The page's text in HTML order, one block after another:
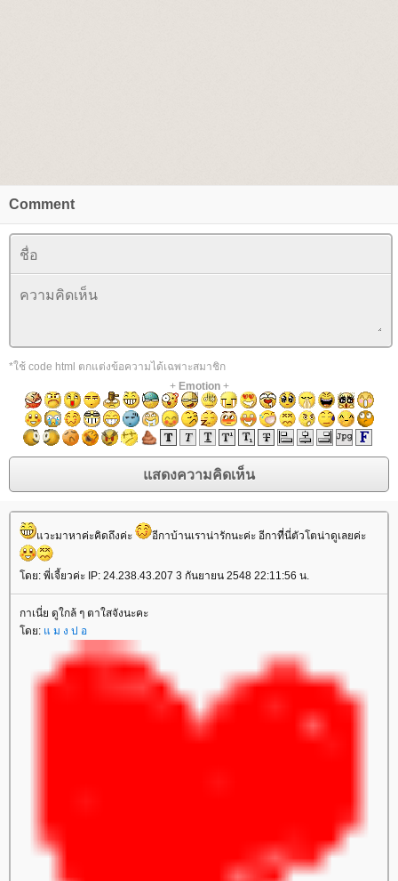
Comment
*ใช้ code html ตกแต่งข้อความได้เฉพาะสมาชิก
+ Emotion+
วะมาหาค่ะคิดถึงค่ะ อีกาบ้านเราน่ารักนะค่ะ อีกาที่นี่ตัวโตน่าดูเลยค่ะ
ดย: พี่เจี้ยวค่ะ IP: 24.238.43.207 3 กันยายน 2548 22:11:56 น.
กาเนี่ย ดูใกล้ ๆ ตาใสจังนะคะ
ดย: ม ง ป อ